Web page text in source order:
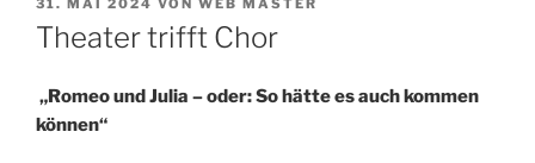
AM
31. MAI 2024 VON WEB MASTER
Theater trifft Chor
„Romeo und Julia – oder: So hätte es auch kommen
können“